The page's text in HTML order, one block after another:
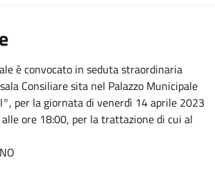
è convocato in seduta straordinaria
Consiliare sita nel Palazzo Municipale
per la giornata di venerdì 14 aprile 2023
ore 18:00, per la trattazione di cui al